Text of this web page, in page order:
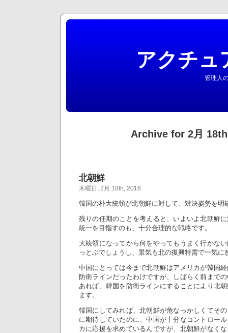
アクチュ
管理人
Archive for 2月
北朝鮮
木曜日, 2月 18th, 2016
韓国の朴大統領が北朝鮮に対して、対決姿勢を明
残りの任期のことを考えると、いよいよ北朝鮮
統一を目指すのも、十分合理的な戦略です。
大統領になってから何をやってもうまく行かな
っとぶでしょうし、景気も北の復興特需で一気に
中国にとっては今まで北朝鮮はアメリカが韓国
防衛ラインだったわけですが、しばらく前まで
あれば、韓国を防衛ラインにすることにより北
ます。
韓国にしてみれば、北朝鮮が危なっかしくてそ
に期待していたのに、中国が十分なコントロー
カに応援を求めているんですが、北朝鮮がなく